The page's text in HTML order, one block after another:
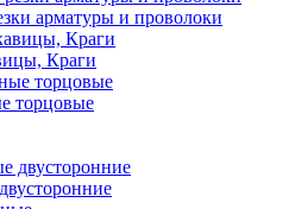
арматуры и проволоки
Краги
торцовые